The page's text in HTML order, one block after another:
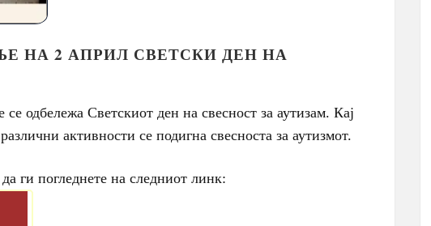
НА 2 АПРИЛ СВЕТСКИ ДЕН НА
одбележа Светскиот ден на свесност за аутизам. Кај
активности се подигна свесноста за аутизмот.
ги погледнете на следниот линк: